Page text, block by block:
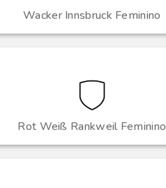
Wacker Innsbruck Feminino
Rot Weiß Rankweil Feminino